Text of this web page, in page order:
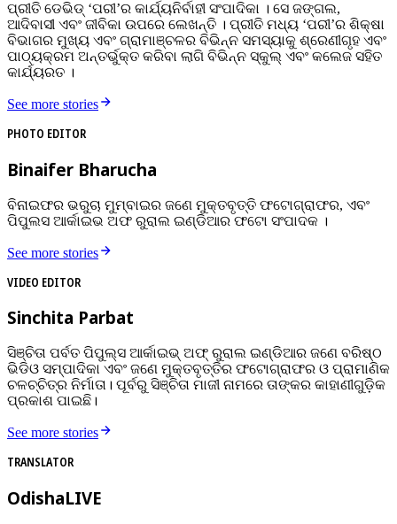
ପ୍ରୀତି ଡେଭିଡ୍‌ ‘ପରୀ’ର କାର୍ଯ୍ୟନିର୍ବାହୀ ସଂପାଦିକା । ସେ ଜଙ୍ଗଲ,
ଆଦିବାସୀ ଏବଂ ଜୀବିକା ଉପରେ ଲେଖନ୍ତି । ପ୍ରୀତି ମଧ୍ୟ ‘ପରୀ’ର ଶିକ୍ଷା
ବିଭାଗର ମୁଖ୍ୟ ଏବଂ ଗ୍ରାମାଞ୍ଚଳର ବିଭିନ୍ନ ସମସ୍ୟାକୁ ଶ୍ରେଣୀଗୃହ ଏବଂ
ପାଠ୍ୟକ୍ରମ ଅନ୍ତର୍ଭୁକ୍ତ କରିବା ଲାଗି ବିଭିନ୍ନ ସ୍କୁଲ୍‌ ଏବଂ କଲେଜ ସହିତ
କାର୍ଯ୍ୟରତ ।
See more stories
PHOTO EDITOR
Binaifer Bharucha
ବିନାଇଫର ଭରୁଚା ମୁମ୍ବାଇର ଜଣେ ମୁକ୍ତବୃତ୍ତି ଫଟୋଗ୍ରାଫର, ଏବଂ
ପିପୁଲସ ଆର୍କାଇଭ ଅଫ ରୁରାଲ ଇଣ୍ଡିଆର ଫଟୋ ସଂପାଦକ ।
See more stories
VIDEO EDITOR
Sinchita Parbat
ସିଞ୍ଚିତା ପର୍ବତ ପିପୁଲ୍ସ ଆର୍କାଇଭ୍‌ ଅଫ୍‌ ରୁରାଲ ଇଣ୍ଡିଆର ଜଣେ ବରିଷ୍ଠ
ଭିଡିଓ ସମ୍ପାଦିକା ଏବଂ ଜଣେ ମୁକ୍ତବୃତ୍ତିର ଫଟୋଗ୍ରାଫର ଓ ପ୍ରାମାଣିକ
ଚଳଚ୍ଚିତ୍ର ନିର୍ମାତା। ପୂର୍ବରୁ ସିଞ୍ଚିତା ମାଜୀ ନାମରେ ତାଙ୍କର କାହାଣୀଗୁଡ଼ିକ
ପ୍ରକାଶ ପାଇଛି।
See more stories
TRANSLATOR
OdishaLIVE